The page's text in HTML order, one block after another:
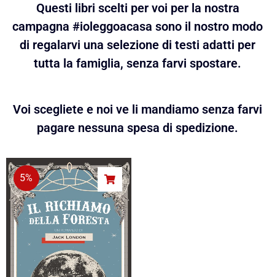
Questi libri scelti per voi per la nostra
campagna #ioleggoacasa sono il nostro modo
di regalarvi una selezione di testi adatti per
tutta la famiglia, senza farvi spostare.
Voi scegliete e noi ve li mandiamo senza farvi
pagare nessuna spesa di spedizione.
5%